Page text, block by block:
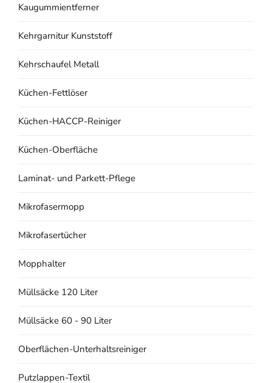
Kaugummientferner
Kehrgarnitur Kunststoff
Kehrschaufel Metall
Küchen-Fettlöser
Küchen-HACCP-Reiniger
Küchen-Oberfläche
Laminat- und Parkett-Pflege
Mikrofasermopp
Mikrofasertücher
Mopphalter
Müllsäcke 120 Liter
Müllsäcke 60 - 90 Liter
Oberflächen-Unterhaltsreiniger
Putzlappen-Textil